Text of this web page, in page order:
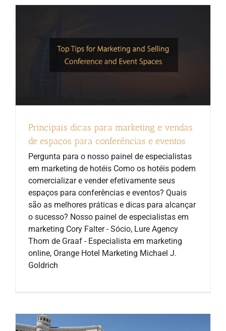
Principais dicas para marketing e vendas
de espaços para conferências e eventos
Pergunta para o nosso painel de especialistas
em marketing de hotéis Como os hotéis podem
comercializar e vender efetivamente seus
espaços para conferências e eventos? Quais
são as melhores práticas e dicas para alcançar
o sucesso? Nosso painel de especialistas em
marketing Cory Falter - Sócio, Lure Agency
Thom de Graaf - Especialista em marketing
online, Orange Hotel Marketing Michael J.
Goldrich